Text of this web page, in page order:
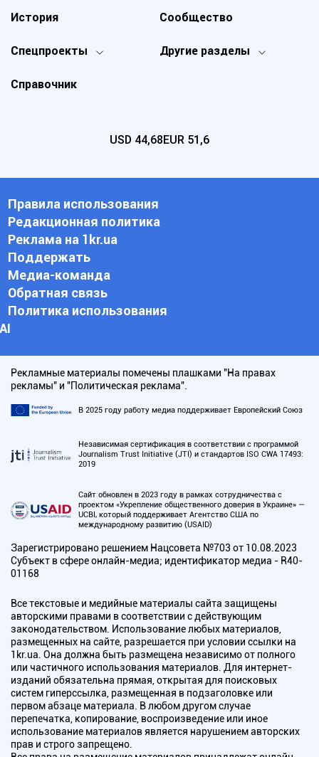
Спецпроекты Другие разделы
История
Справочник
Сообщество
USD 44,68EUR 51,6
Правила использования
Редакционная политика
Реклама на 1kr.ua
Поддержать
Медиа-команда
Обратная связь
Политика использования
АI
Рекламные материалы помечены плашками "На правах
рекламы" и "Политическая реклама".
В 2025 году работу медиа поддерживает Европейский Союз
Независимая сертификация в соответствии с программой
Journalism Trust Initiative (JTI) и стандартов ISO CWA 17493:
2019
Сайт обновлен в 2023 году в рамках сотрудничества с
проектом «Укрепление общественного доверия в Украине» —
UCBI, который поддерживает Агентство США по
международному развитию (USAID)
Зарегистрировано решением Нацсовета №703 от 10.08.2023
Субъект в сфере онлайн-медиа; идентификатор медиа - R40-
01168
Все текстовые и медийные материалы сайта защищены
авторскими правами в соответствии с действующим
законодательством. Использование любых материалов,
размещенных на сайте, разрешается при условии ссылки на
1kr.ua. Она должна быть размещена независимо от полного
или частичного использования материалов. Для интернет-
изданий обязательна прямая, открытая для поисковых
систем гиперссылка, размещенная в подзаголовке или
первом абзаце материала. В любом другом случае
перепечатка, копирование, воспроизведение или иное
использование материалов является нарушением авторских
прав и строго запрещено.